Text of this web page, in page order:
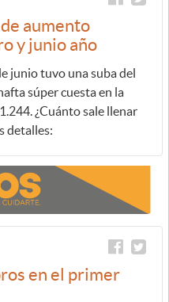
aumento
y junio año
junio tuvo una suba del
súper cuesta en la
¿Cuánto sale llenar
detalles:
en el primer